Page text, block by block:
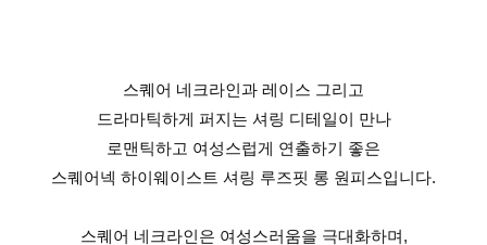
스퀘어 네크라인과 레이스 그리고
드라마틱하게 퍼지는 셔링 디테일이 만나
로맨틱하고 여성스럽게 연출하기 좋은
스퀘어넥 하이웨이스트 셔링 루즈핏 롱 원피스입니다.
스퀘어 네크라인은 여성스러움을 극대화하며,